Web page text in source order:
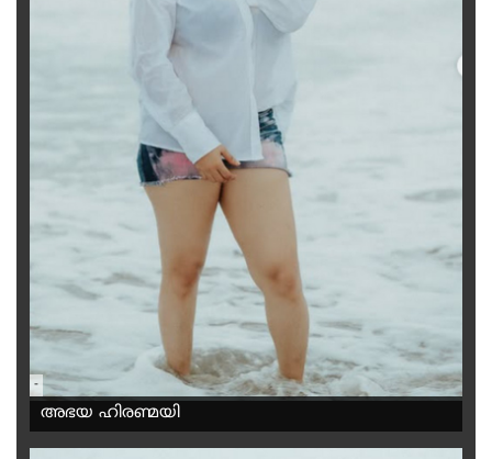
-
അഭയ ഹിരണ്മയി